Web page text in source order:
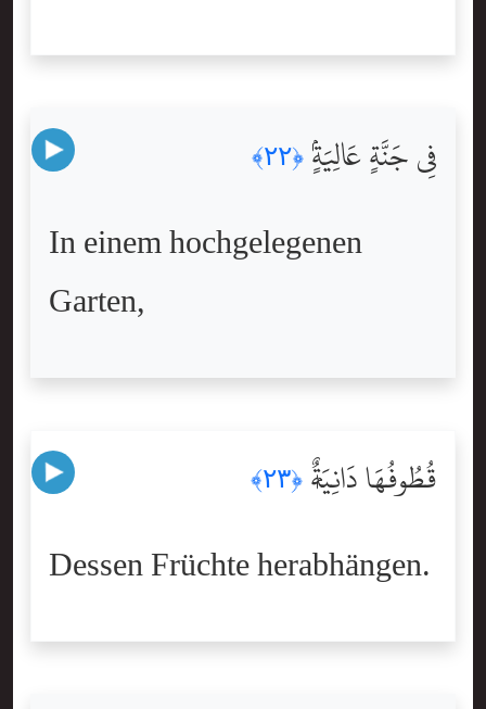
فِى جَنَّةٍ عَالِيَةٍۢ ﴿٢٢﴾
In einem hochgelegenen
Garten,
قُطُوفُهَا دَانِيَةٌۭ ﴿٢٣﴾
Dessen Früchte herabhängen.